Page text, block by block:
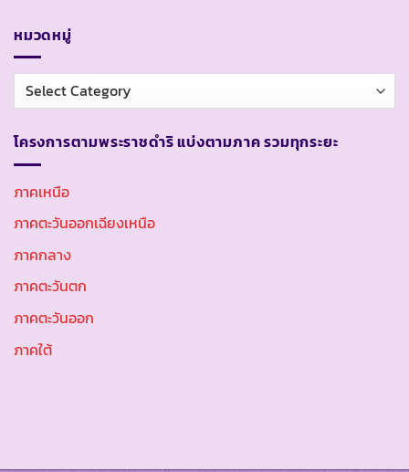
หมวดหมู่
หมวด
หมู่
โครงการตามพระราชดำริ แบ่งตามภาค รวมทุกระยะ
ภาคเหนือ
ภาคตะวันออกเฉียงเหนือ
ภาคกลาง
ภาคตะวันตก
ภาคตะวันออก
ภาคใต้